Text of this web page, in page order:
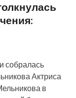
собралась
Актриса
в